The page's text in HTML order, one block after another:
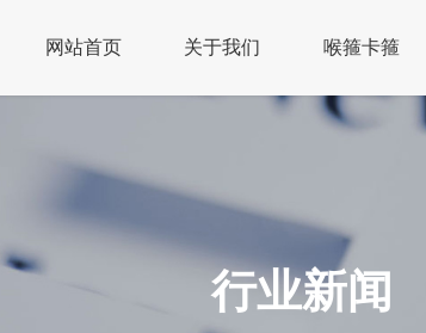
网站首页 关于我们 喉箍卡箍
行业新闻